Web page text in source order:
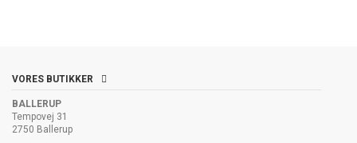
VORES BUTIKKER
BALLERUP
Tempovej 31
2750 Ballerup